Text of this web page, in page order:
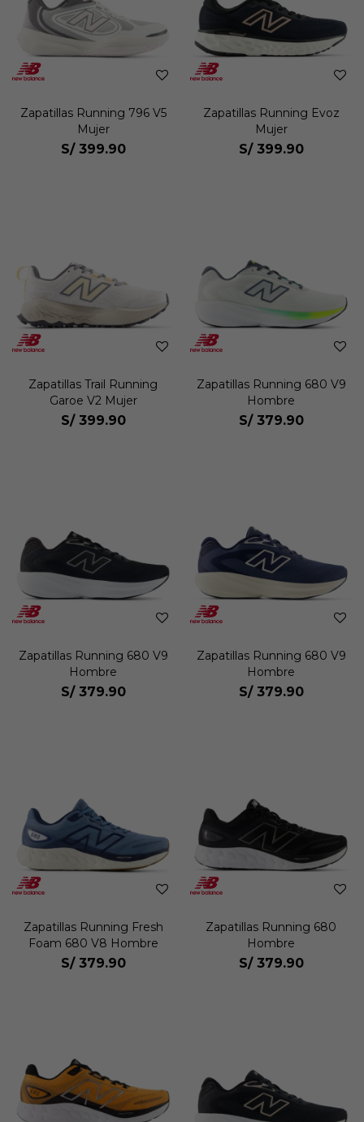
Zapatillas Running 796 V5
Mujer
S/ 399.90
Zapatillas Running Evoz
Mujer
S/ 399.90
Zapatillas Trail Running
Garoe V2 Mujer
S/ 399.90
Zapatillas Running 680 V9
Hombre
S/ 379.90
Zapatillas Running 680 V9
Hombre
S/ 379.90
Zapatillas Running 680 V9
Hombre
S/ 379.90
Zapatillas Running Fresh
Foam 680 V8 Hombre
S/ 379.90
Zapatillas Running 680
Hombre
S/ 379.90